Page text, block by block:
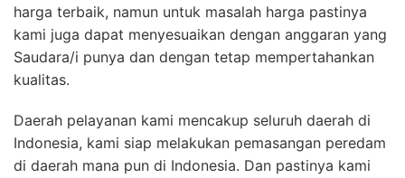
harga terbaik, namun untuk masalah harga pastinya
kami juga dapat menyesuaikan dengan anggaran yang
Saudara/i punya dan dengan tetap mempertahankan
kualitas.
Daerah pelayanan kami mencakup seluruh daerah di
Indonesia, kami siap melakukan pemasangan peredam
di daerah mana pun di Indonesia. Dan pastinya kami